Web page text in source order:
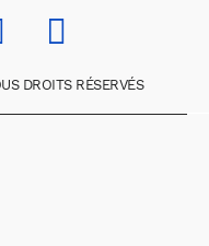
DROITS RÉSERVÉS